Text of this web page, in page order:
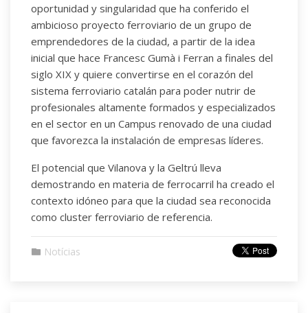
oportunidad y singularidad que ha conferido el
ambicioso proyecto ferroviario de un grupo de
emprendedores de la ciudad, a partir de la idea
inicial que hace Francesc Gumà i Ferran a finales del
siglo XIX y quiere convertirse en el corazón del
sistema ferroviario catalán para poder nutrir de
profesionales altamente formados y especializados
en el sector en un Campus renovado de una ciudad
que favorezca la instalación de empresas líderes.
El potencial que Vilanova y la Geltrú lleva
demostrando en materia de ferrocarril ha creado el
contexto idóneo para que la ciudad sea reconocida
como cluster ferroviario de referencia.
Notícias